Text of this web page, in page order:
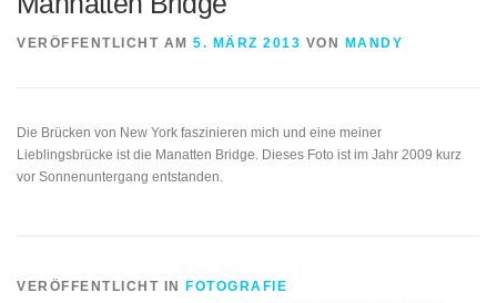
DATENSCHUTZ
VERÖFFENTLICHT AM 5. MÄRZ 2013 VON MANDY
Die Brücken von New York faszinieren mich und eine meiner
Lieblingsbrücke ist die Manatten Bridge. Dieses Foto ist im Jahr 2009 kurz
vor Sonnenuntergang entstanden.
VERÖFFENTLICHT IN
FOTOGRAFIE